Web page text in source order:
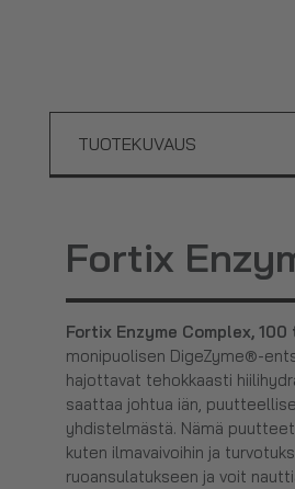
TUOTEKUVAUS
Fortix
Fortix Enzyme Complex, 100
monipuolisen DigeZyme®-
hajottavat tehokkaasti
saattaa johtua iän,
yhdistelmästä. Nämä
kuten ilmavaivoihin ja
ruoansulatukseen ja voit